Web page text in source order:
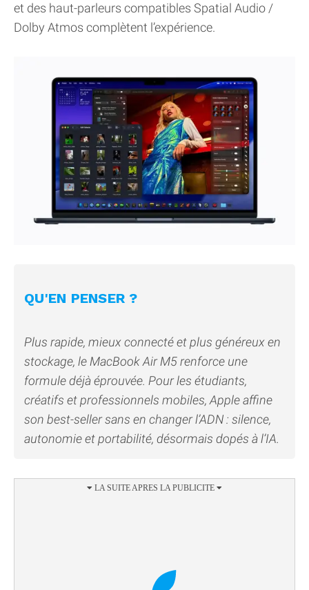
et des haut-parleurs compatibles Spatial Audio /
Dolby Atmos complètent l’expérience.
QU'EN PENSER ?
Plus rapide, mieux connecté et plus généreux en
stockage, le MacBook Air M5 renforce une
formule déjà éprouvée. Pour les étudiants,
créatifs et professionnels mobiles, Apple affine
son best-seller sans en changer l’ADN : silence,
autonomie et portabilité, désormais dopés à l’IA.